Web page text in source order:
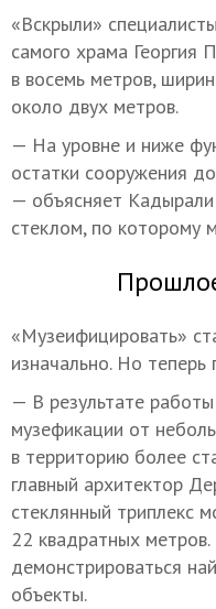
«Вскрыли»
самого храма Георгия
в восемь метров,
около двух метров.
— На уровне и ниже
остатки сооружения
— объясняет
стеклом, по которому
«Музеифицировать»
изначально. Но
— В результате
музефикации от
в территорию более
главный архитектор
стеклянный триплекс
22 квадратных
демонстрироваться
объекты.